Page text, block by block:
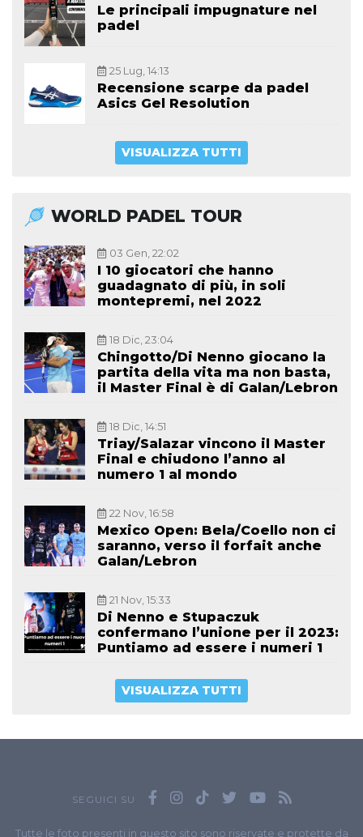
Le principali impugnature nel
padel
25 Lug, 14:13
Recensione scarpe da padel
Asics Gel Resolution
VISUALIZZA TUTTI
WORLD PADEL TOUR
03 Gen, 22:02
I 10 giocatori che hanno
guadagnato di più, in soli
montepremi, nel 2022
18 Dic, 23:04
Chingotto/Di Nenno giocano la
partita della vita ma non basta,
il Master Final è di Galan/Lebron
18 Dic, 14:51
Triay/Salazar vincono il Master
Final e chiudono l’anno al
numero 1 al mondo
22 Nov, 16:58
Mexico Open: Bela/Coello non ci
saranno, verso il forfait anche
Galan/Lebron
21 Nov, 15:33
Di Nenno e Stupaczuk
confermano l’unione per il 2023:
Puntiamo ad essere i numeri 1
VISUALIZZA TUTTI
SEGUICI SU
Tutte le foto presenti in questo sito sono riservate e protette da